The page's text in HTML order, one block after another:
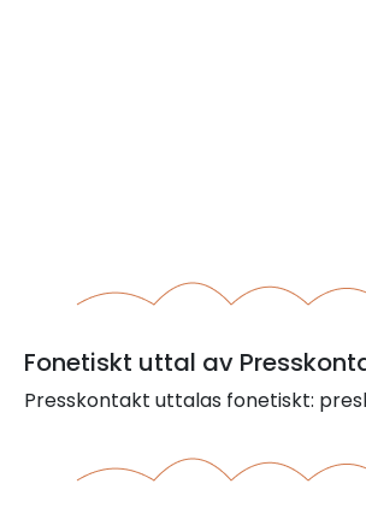
Fonetiskt uttal av
Presskontakt uttalas fonetiskt: